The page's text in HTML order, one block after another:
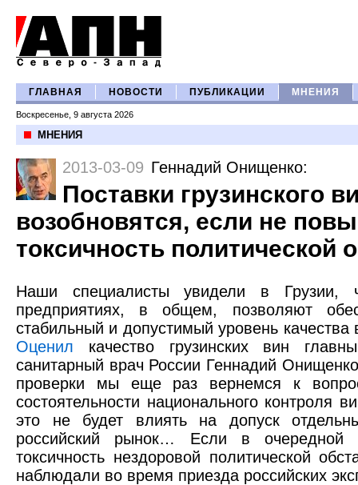
ГЛАВНАЯ НОВОСТИ ПУБЛИКАЦИИ МНЕНИЯ
Воскресенье, 9 августа 2026
МНЕНИЯ
2013-03-09 Геннадий Онищенко:
Поставки грузинского
возобновятся, если не
токсичность политической
Наши специалисты увидели в Грузии,
предприятиях, в общем, позволяют
стабильный и допустимый уровень качества
Оценил качество грузинских вин
санитарный врач России Геннадий
проверки мы еще раз вернемся к
состоятельности национального контроля
это не будет влиять на допуск
российский рынок… Если в очередной
токсичность нездоровой политической
наблюдали во время приезда российских